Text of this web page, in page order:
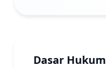
Dasar Hukum